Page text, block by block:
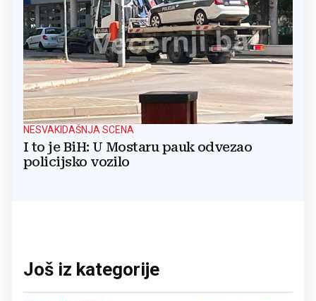
NESVAKIDAŠNJA SCENA
I to je BiH: U Mostaru pauk odvezao
policijsko vozilo
Još iz kategorije